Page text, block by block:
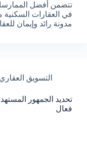
تتضمن أفضل
في العقارات السكنية
مدونة رائد وإيمان
التسويق العقاري
تحديد الجمهور
فعال